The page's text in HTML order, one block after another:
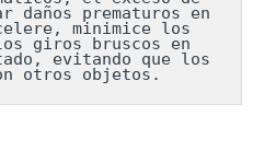
daños prematuros en
minimice los
giros bruscos en
evitando que los
otros objetos.